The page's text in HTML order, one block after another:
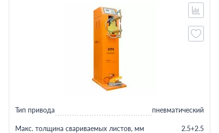
Тип привода пневматический
Макс. толщина свариваемых листов, мм 2.5+2.5